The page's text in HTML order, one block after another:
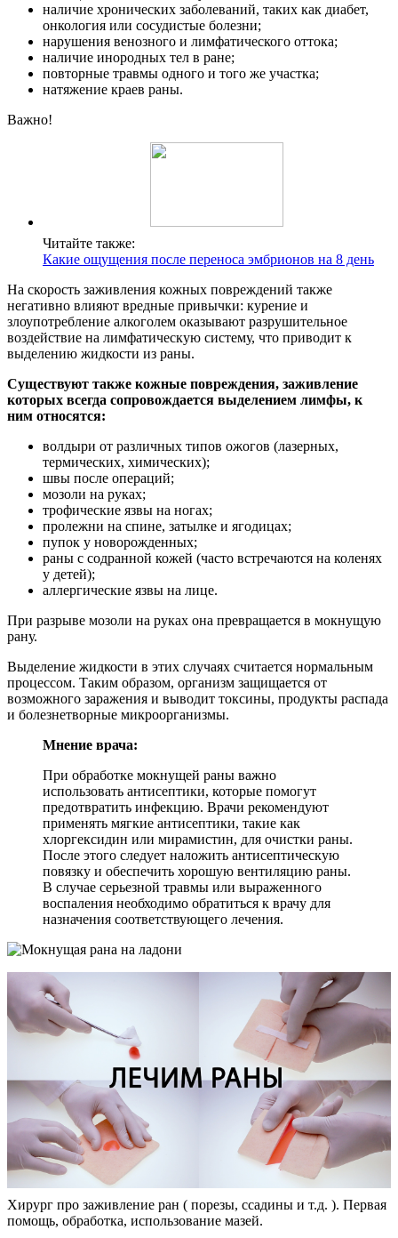
наличие хронических заболеваний, таких как диабет,
онкология или сосудистые болезни;
нарушения венозного и лимфатического оттока;
наличие инородных тел в ране;
повторные травмы одного и того же участка;
натяжение краев раны.
Важно!
Читайте также:
Какие ощущения после переноса эмбрионов на 8 день
На скорость заживления кожных повреждений также
негативно влияют вредные привычки: курение и
злоупотребление алкоголем оказывают разрушительное
воздействие на лимфатическую систему, что приводит к
выделению жидкости из раны.
Существуют также кожные повреждения, заживление
которых всегда сопровождается выделением лимфы, к
ним относятся:
волдыри от различных типов ожогов (лазерных,
термических, химических);
швы после операций;
мозоли на руках;
трофические язвы на ногах;
пролежни на спине, затылке и ягодицах;
пупок у новорожденных;
раны с содранной кожей (часто встречаются на коленях
у детей);
аллергические язвы на лице.
При разрыве мозоли на руках она превращается в мокнущую
рану.
Выделение жидкости в этих случаях считается нормальным
процессом. Таким образом, организм защищается от
возможного заражения и выводит токсины, продукты распада
и болезнетворные микроорганизмы.
Мнение врача:
При обработке мокнущей раны важно
использовать антисептики, которые помогут
предотвратить инфекцию. Врачи рекомендуют
применять мягкие антисептики, такие как
хлоргексидин или мирамистин, для очистки раны.
После этого следует наложить антисептическую
повязку и обеспечить хорошую вентиляцию раны.
В случае серьезной травмы или выраженного
воспаления необходимо обратиться к врачу для
назначения соответствующего лечения.
Хирург про заживление ран ( порезы, ссадины и т.д. ). Первая
помощь, обработка, использование мазей.